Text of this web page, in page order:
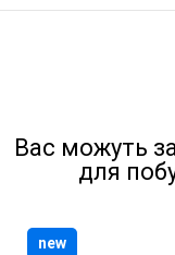
Вас можуть
для
new